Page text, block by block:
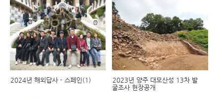
2024년 해외답사 - 스페인(1)
2023년 양주 대모산성 13차 발
굴조사 현장공개